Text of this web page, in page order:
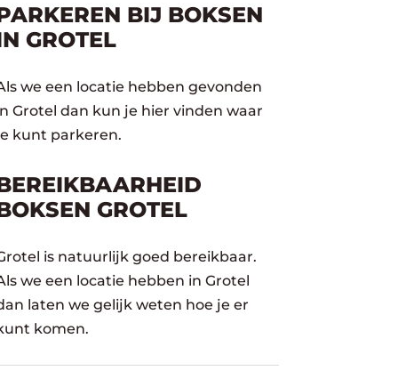
BIJ BOKSEN
GROTEL
we een locatie hebben gevonden
Grotel dan kun je hier vinden waar
kunt parkeren.
GROTEL
is natuurlijk goed bereikbaar.
we een locatie hebben in Grotel
laten we gelijk weten hoe je er
komen.